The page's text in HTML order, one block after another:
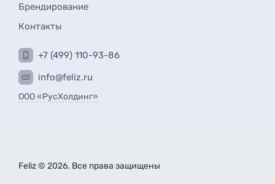
Брендирование
Контакты
+7 (499) 110-93-86
info@feliz.ru
ООО «РусХолдинг»
Feliz © 2026. Все права защищены